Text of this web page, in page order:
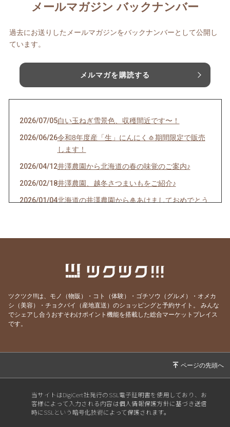
メールマガジン バックナンバー
過去にお送りしたメールマガジンをバックナンバーとして公開し
ています。
メルマガを購読する
2026/07/05白い玉ねぎ雪景色、収穫間近です〜！
2026/06/26令和8年度産「生」にんにく🧄期間限定で販売
します！
2026/04/12井澤農園から北海道の春の味覚のご案内♪
2026/02/18井澤農園、越冬さつまいもをご紹介♪
2026/01/04北海道の井澤農園から🎍あけましておめでとう
絶対お得！！！！栗山町の「訳ありアスパラ」
2025/07/21とうもろこし発送中🌽Youtubeでレシピも見れ
ます♪
令和７年度産「生」にんにく🧄期間限定で販売
します！
2025/06/14予約販売のお知らせ＆井澤農園のYouTubeでさ
つまいも栽培動画などを更新中です♪
ツクツク!!!は、モノ（物販）・コト（体験）・ゴチソウ（グルメ）・オメカ
シ（美容）・チョクバイ（産地直送）のショッピングと予約サイト。
みんな
でシェアし合うおすそわけポイント機能を搭載した総合マーケットプレイス
です。
当サイトはDigiCert社発行のSSL電子証明書を使用しており、お
客様によって入力される内容は個人情報保護方針に基づき送信
時にSSLという暗号化技術によって保護されます。